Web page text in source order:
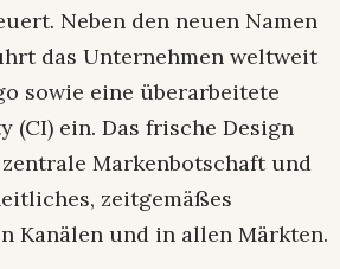
Neben den neuen Namen
das Unternehmen weltweit
sowie eine überarbeitete
(CI) ein. Das frische Design
Markenbotschaft und
zeitgemäßes
Kanälen und in allen Märkten.